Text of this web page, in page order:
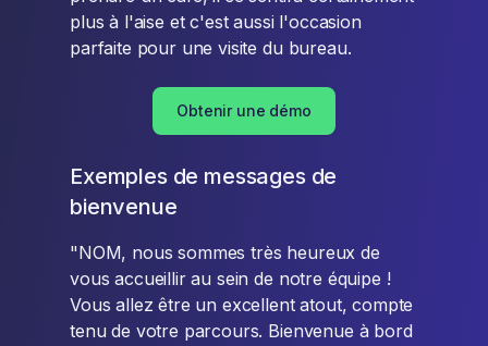
plus à l'aise et c'est aussi l'occasion
parfaite pour une visite du bureau.
Obtenir une démo
Exemples de messages de
bienvenue
"NOM, nous sommes très heureux de
vous accueillir au sein de notre équipe !
Vous allez être un excellent atout, compte
tenu de votre parcours. Bienvenue à bord